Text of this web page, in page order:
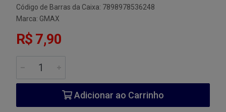
Código de Barras da Caixa: 7898978536248
Marca: GMAX
R$ 7,90
Adicionar ao Carrinho